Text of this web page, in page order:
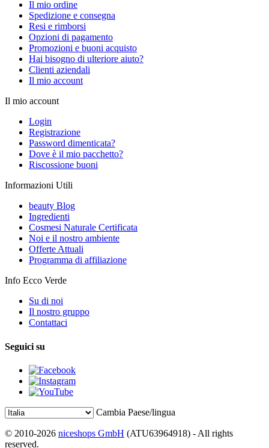
Il mio ordine
Spedizione e consegna
Resi e rimborsi
Opzioni di pagamento
Promozioni e buoni acquisto
Hai bisogno di ulteriore aiuto?
Clienti aziendali
Il mio account
Il mio account
Login
Registrazione
Password dimenticata?
Dove è il mio pacchetto?
Riscossione buoni
Informazioni Utili
beauty Blog
Ingredienti
Cosmesi Naturale Certificata
Noi e il nostro ambiente
Offerte Attuali
Programma di affiliazione
Info Ecco Verde
Su di noi
Il nostro gruppo
Contattaci
Seguici su
Cambia Paese/lingua
© 2010-2026 niceshops GmbH (ATU63964918) - All rights
reserved.